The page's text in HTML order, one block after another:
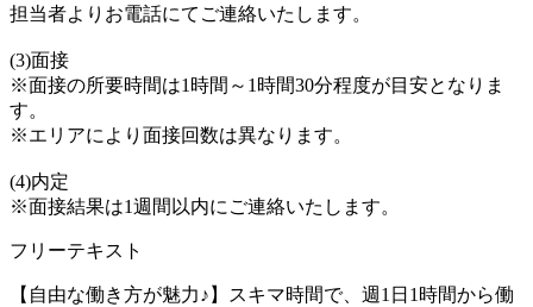
担当者よりお電話にてご連絡いたします。
(3)面接
※面接の所要時間は1時間～1時間30分程度が目安となりま
す。
※エリアにより面接回数は異なります。
(4)内定
※面接結果は1週間以内にご連絡いたします。
フリーテキスト
【自由な働き方が魅力♪】スキマ時間で、週1日1時間から働